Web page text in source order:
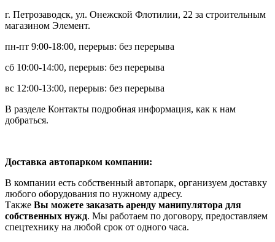
г. Петрозаводск, ул. Онежской Флотилии, 22 за строительным
магазином Элемент.
пн-пт 9:00-18:00, перерыв: без перерыва
сб 10:00-14:00, перерыв: без перерыва
вс 12:00-13:00, перерыв: без перерыва
В разделе Контакты подробная информация, как к нам
добраться.
Доставка автопарком компании:
В компании есть собственный автопарк, организуем доставку
любого оборудования по нужному адресу.
Также Вы можете заказать аренду манипулятора для
собственных нужд. Мы работаем по договору, предоставляем
спецтехнику на любой срок от одного часа.